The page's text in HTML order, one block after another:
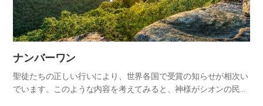
ナンバーワン​
聖徒たちの正しい行いにより、世界各国で受賞の知らせが相次い
でいます。このような内容を考えてみると、神様がシオンの民に